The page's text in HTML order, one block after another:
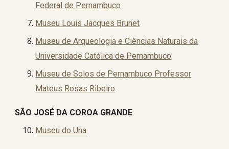
Federal de Pernambuco
Museu Louis Jacques Brunet
Museu de Arqueologia e Ciências Naturais da
Universidade Católica de Pernambuco
Museu de Solos de Pernambuco Professor
Mateus Rosas Ribeiro
SÃO JOSÉ DA COROA GRANDE
Museu do Una